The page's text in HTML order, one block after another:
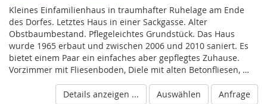
Kleines Einfamilienhaus in traumhafter Ruhelage am Ende
des Dorfes. Letztes Haus in einer Sackgasse. Alter
Obstbaumbestand. Pflegeleichtes Grundstück. Das Haus
wurde 1965 erbaut und zwischen 2006 und 2010 saniert. Es
bietet einem Paar ein einfaches aber gepflegtes Zuhause.
Vorzimmer mit Fliesenboden, Diele mit alten Betonfliesen, …
Details anzeigen ... Auswählen Anfrage